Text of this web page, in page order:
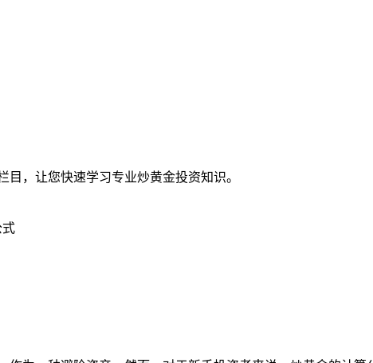
，让您快速学习专业炒黄金投资知识。
式